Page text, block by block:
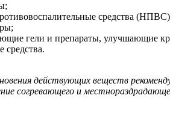
средства
гели и препараты, улучшающие
средства.
действующих веществ
согревающего и